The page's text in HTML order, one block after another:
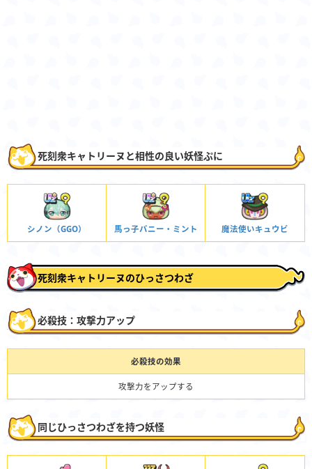
死刻衆キャトリーヌと相性の良い妖怪ぷに
シノン（GGO） 馬っ子バニー・ミント 魔法使いキュウビ
死刻衆キャトリーヌのひっさつわざ
必殺技：攻撃力アップ
必殺技の効果
攻撃力をアップする
同じひっさつわざを持つ妖怪